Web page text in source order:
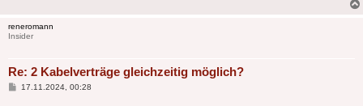
reneromann
Insider
Re: 2 Kabelverträge gleichzeitig möglich?
Beitrag
17.11.2024, 00:28